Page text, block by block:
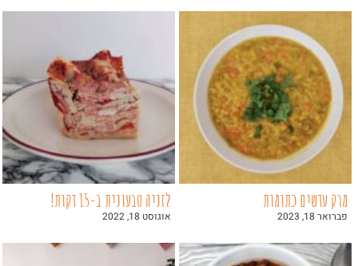
מרק עדשים כתומות
פברואר 18, 2023
לזניה טבעונית ב-15 דקות!
אוגוסט 18, 2022